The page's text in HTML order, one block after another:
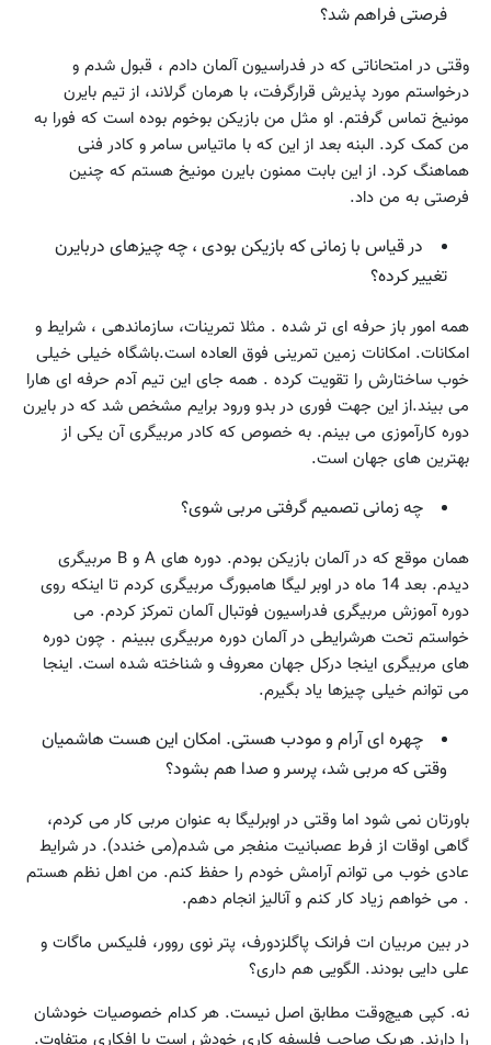
فرصتی فراهم شد؟
وقتی در امتحاناتی که در فدراسیون آلمان دادم ، قبول شدم و
درخواستم مورد پذیرش قرارگرفت، با هرمان گرلاند، از تیم بایرن
مونیخ تماس گرفتم. او مثل من بازیکن بوخوم بوده است که فورا به
من کمک کرد. البنه بعد از این که با ماتیاس سامر و کادر فنی
هماهنگ کرد. از این بابت ممنون بایرن مونیخ هستم که چنین
فرصتی به من داد.
در قیاس با زمانی که بازیکن بودی ، چه چیزهای دربایرن
تغییر کرده؟
همه امور باز حرفه ای تر شده . مثلا تمرینات، سازماندهی ، شرایط و
امکانات. امکانات زمین تمرینی فوق العاده است.باشگاه خیلی خیلی
خوب ساختارش را تقویت کرده . همه جای این تیم آدم حرفه ای هارا
می بیند.از این جهت فوری در بدو ورود برایم مشخص شد که در بایرن
دوره کارآموزی می بینم. به خصوص که کادر مربیگری آن یکی از
بهترین های جهان است.
چه زمانی تصمیم گرفتی مربی شوی؟
همان موقع که در آلمان بازیکن بودم. دوره های A و B مربیگری
دیدم. بعد 14 ماه در اوبر لیگا هامبورگ مربیگری کردم تا اینکه روی
دوره آموزش مربیگری فدراسیون فوتبال آلمان تمرکز کردم. می
خواستم تحت هرشرایطی در آلمان دوره مربیگری ببینم . چون دوره
های مربیگری اینجا درکل جهان معروف و شناخته شده است. اینجا
می توانم خیلی چیزها یاد بگیرم.
چهره ای آرام و مودب هستی. امکان این هست هاشمیان
وقتی که مربی شد، پرسر و صدا هم بشود؟
باورتان نمی شود اما وقتی در اوبرلیگا به عنوان مربی کار می کردم،
گاهی اوقات از فرط عصبانیت منفجر می شدم(می خندد). در شرایط
عادی خوب می توانم آرامش خودم را حفظ کنم. من اهل نظم هستم
. می خواهم زیاد کار کنم و آنالیز انجام دهم.
در بین مربیان ات فرانک پاگلزدورف، پتر نوی روور، فلیکس ماگات و
علی دایی بودند. الگویی هم داری؟
نه. کپی هیچ‌وقت مطابق اصل نیست. هر کدام خصوصیات خودشان
را دارند. هریک صاحب فلسفه کاری خودش است با افکاری متفاوت.